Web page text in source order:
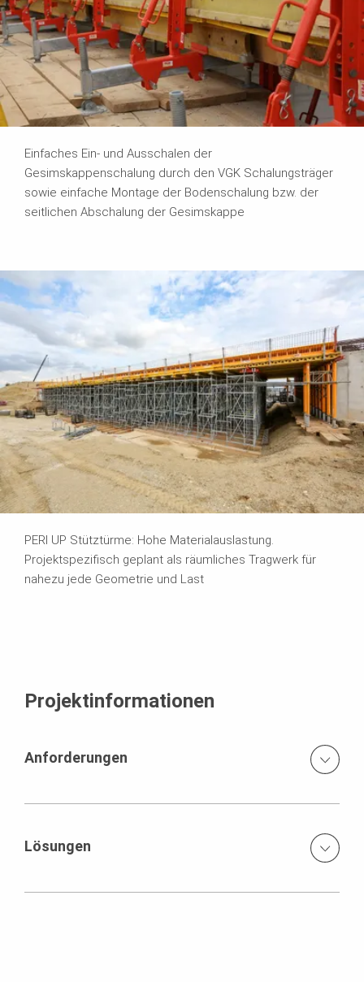
Einfaches Ein- und Ausschalen der
Gesimskappenschalung durch den VGK Schalungsträger
sowie einfache Montage der Bodenschalung bzw. der
seitlichen Abschalung der Gesimskappe
PERI UP Stütztürme: Hohe Materialauslastung.
Projektspezifisch geplant als räumliches Tragwerk für
nahezu jede Geometrie und Last
Projektinformationen
Anforderungen
können
Lösungen